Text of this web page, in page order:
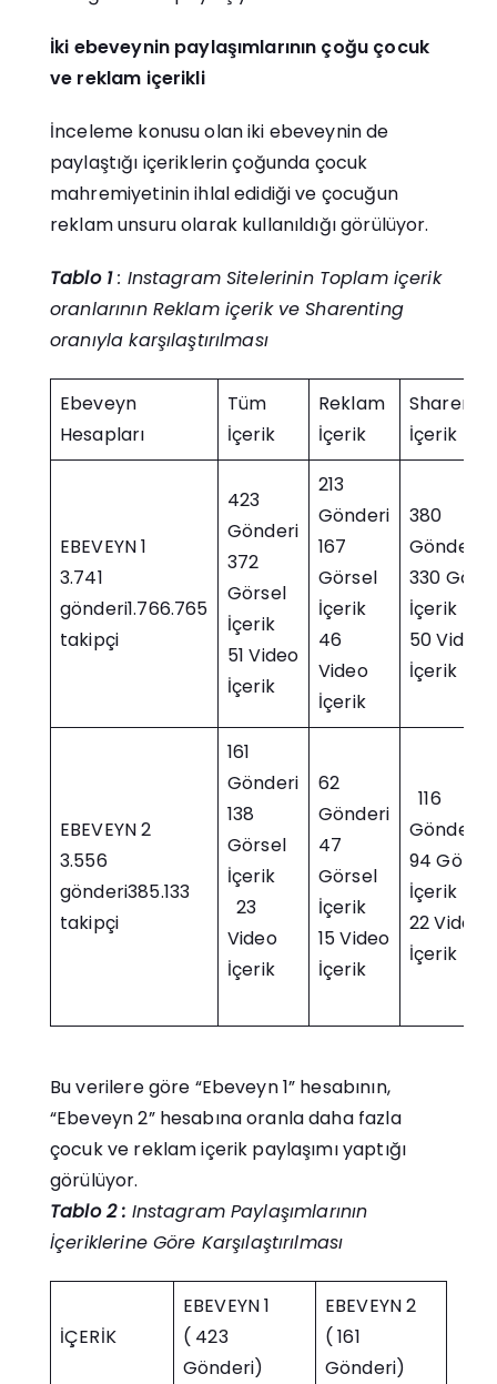
İki ebeveynin paylaşımlarının çoğu çocuk
ve reklam içerikli
İnceleme konusu olan iki ebeveynin de
paylaştığı içeriklerin çoğunda çocuk
mahremiyetinin ihlal edidiği ve çocuğun
reklam unsuru olarak kullanıldığı görülüyor.
Tablo 1 : Instagram Sitelerinin Toplam içerik
oranlarının Reklam içerik ve Sharenting
oranıyla karşılaştırılması
Ebeveyn
Hesapları
Tüm
İçerik
Reklam
İçerik
İçerik
EBEVEYN 1
3.741
gönderi1.766.765
takipçi
423
Gönderi
372
Görsel
İçerik
51 Video
İçerik
213
Gönderi
167
Görsel
İçerik
46
Video
İçerik
380
Gönderi
330
İçerik
50 Video
İçerik
EBEVEYN 2
3.556
gönderi385.133
takipçi
161
Gönderi
138
Görsel
İçerik
23
Video
İçerik
62
Gönderi
47
Görsel
İçerik
15 Video
İçerik
116
Gönderi
94 Görsel
İçerik
22 Video
İçerik
Bu verilere göre “Ebeveyn 1” hesabının,
“Ebeveyn 2” hesabına oranla daha fazla
çocuk ve reklam içerik paylaşımı yaptığı
görülüyor.
Tablo 2 : Instagram Paylaşımlarının
İçeriklerine Göre Karşılaştırılması
İÇERİK
EBEVEYN 1
( 423
Gönderi)
EBEVEYN 2
( 161
Gönderi)